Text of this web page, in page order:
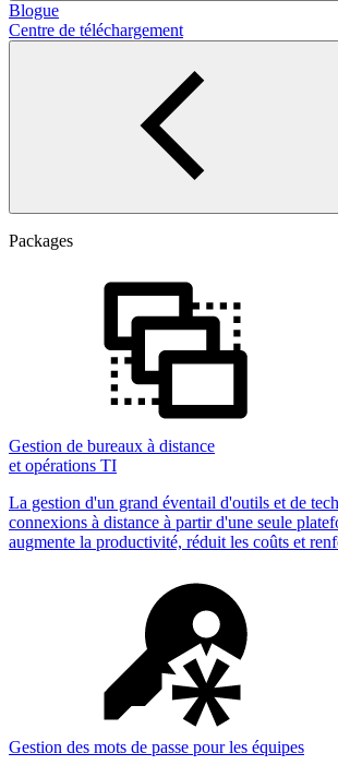
Blogue
Centre de téléchargement
Packages
Gestion de bureaux à distance
et opérations TI
La gestion d'un grand éventail d'outils et de
connexions à distance à partir d'une seule
augmente la productivité, réduit les coûts et
Gestion des mots de passe pour les équipes